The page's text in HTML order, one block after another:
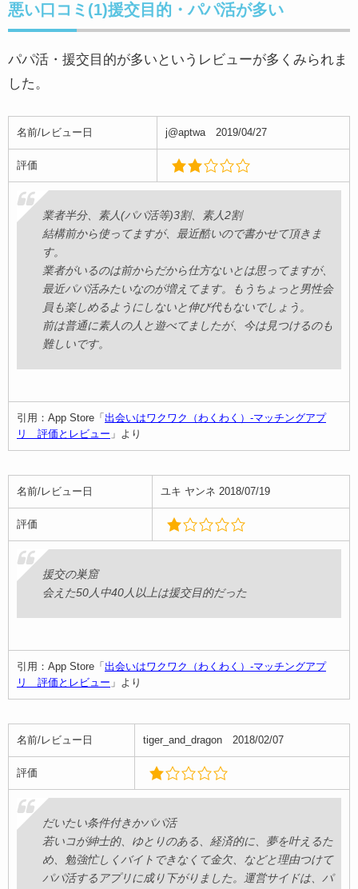
悪い口コミ(1)援交目的・パパ活が多い
パパ活・援交目的が多いというレビューが多くみられま
した。
名前/レビュー日 j@aptwa 2019/04/27
評価
業者半分、素人(パパ活等)3割、素人2割
結構前から使ってますが、最近酷いので書かせて頂きま
す。
業者がいるのは前からだから仕方ないとは思ってますが、
最近パパ活みたいなのが増えてます。もうちょっと男性会
員も楽しめるようにしないと伸び代もないでしょう。
前は普通に素人の人と遊べてましたが、今は見つけるのも
難しいです。
引用：App Store「 出会いはワクワク（わくわく）-マッチングアプ
リ 評価とレビュー 」より
名前/レビュー日 ユキ ヤンネ 2018/07/19
評価
援交の巣窟
会えた50人中40人以上は援交目的だった
引用：App Store「 出会いはワクワク（わくわく）-マッチングアプ
リ 評価とレビュー 」より
名前/レビュー日 tiger_and_dragon 2018/02/07
評価
だいたい条件付きかパパ活
若いコが紳士的、ゆとりのある、経済的に、夢を叶えるた
め、勉強忙しくバイトできなくて金欠、などと理由つけて
パパ活するアプリに成り下がりました。運営サイドは、パ